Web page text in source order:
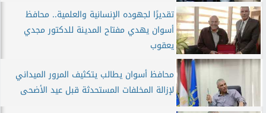
تقديرًا لجهوده الإنسانية والعلمية.. محافظ
أسوان يهدي مفتاح المدينة للدكتور مجدي
يعقوب
محافظ أسوان يطالب يتكثيف المرور الميداني
لإزالة المخلفات المستحدثة قبل عيد الأضحى